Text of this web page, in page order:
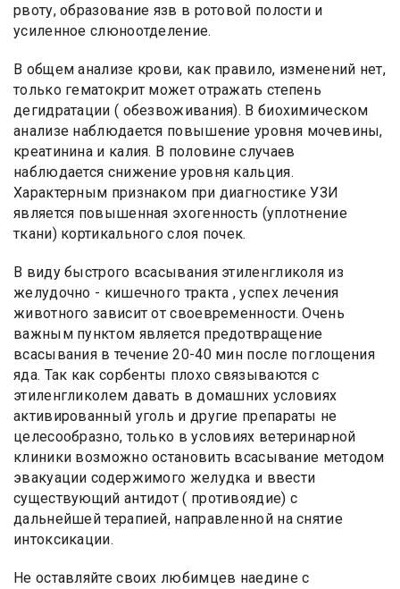
рвоту, образование язв в ротовой полости и
усиленное слюноотделение.
В общем анализе крови, как правило, изменений нет,
только гематокрит может отражать степень
дегидратации ( обезвоживания). В биохимическом
анализе наблюдается повышение уровня мочевины,
креатинина и калия. В половине случаев
наблюдается снижение уровня кальция.
Характерным признаком при диагностике УЗИ
является повышенная эхогенность (уплотнение
ткани) кортикального слоя почек.
В виду быстрого всасывания этиленгликоля из
желудочно - кишечного тракта , успех лечения
животного зависит от своевременности. Очень
важным пунктом является предотвращение
всасывания в течение 20-40 мин после поглощения
яда. Так как сорбенты плохо связываются с
этиленгликолем давать в домашних условиях
активированный уголь и другие препараты не
целесообразно, только в условиях ветеринарной
клиники возможно остановить всасывание методом
эвакуации содержимого желудка и ввести
существующий антидот ( противоядие) с
дальнейшей терапией, направленной на снятие
интоксикации.
Не оставляйте своих любимцев наедине с